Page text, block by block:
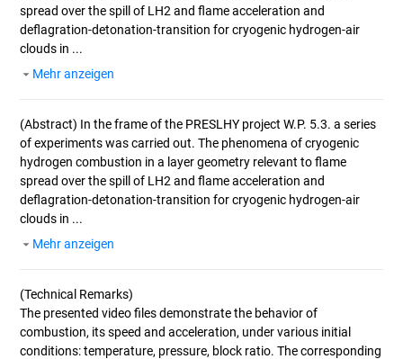
spread over the spill of LH2 and flame acceleration and
deflagration-detonation-transition for cryogenic hydrogen-air
clouds in ...
Mehr anzeigen
(Abstract) In the frame of the PRESLHY project W.P. 5.3. a series
of experiments was carried out. The phenomena of cryogenic
hydrogen combustion in a layer geometry relevant to flame
spread over the spill of LH2 and flame acceleration and
deflagration-detonation-transition for cryogenic hydrogen-air
clouds in ...
Mehr anzeigen
(Technical Remarks)
The presented video files demonstrate the behavior of
combustion, its speed and acceleration, under various initial
conditions: temperature, pressure, block ratio. The corresponding